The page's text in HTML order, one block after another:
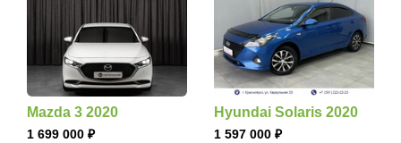
Mazda 3 2020
1 699 000
Hyundai Solaris 2020
1 597 000